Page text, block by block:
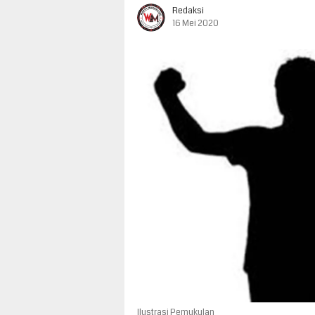
Redaksi
16 Mei 2020
Ilustrasi Pemukulan